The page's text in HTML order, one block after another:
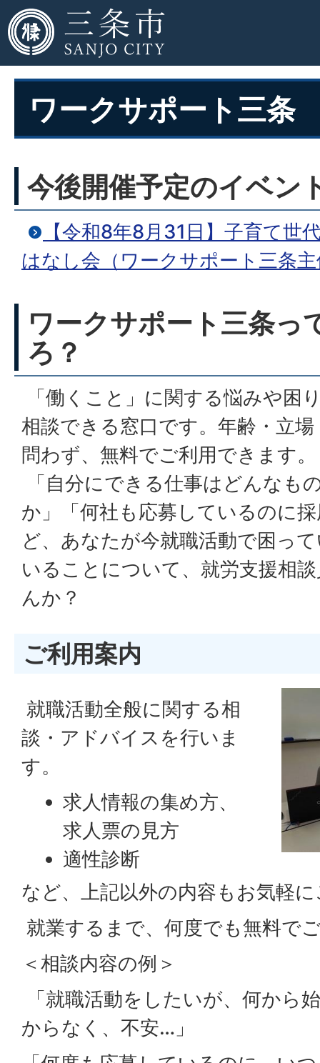
ワークサポート三条
今後開催予定のイベン
【令和8年8月31日】子育て世
はなし会（ワークサポート三条
ワークサポート三条っ
ろ？
「働くこと」に関する悩みや困
相談できる窓口です。年齢・立
問わず、無料でご利用できます。
「自分にできる仕事はどんなも
か」「何社も応募しているのに
ど、あなたが今就職活動で困っ
いることについて、就労支援相
んか？
ご利用案内
就職活動全般に関する相
談・アドバイスを行いま
す。
求人情報の集め方、
求人票の見方
適性診断
応募書類(履歴書、職
務経歴書、添え状、
封筒)の書き方
面接対策
など、上記以外の内容もお気軽
就業するまで、何度でも無料で
＜相談内容の例＞
「就職活動をしたいが、何から
からなく、不安…」